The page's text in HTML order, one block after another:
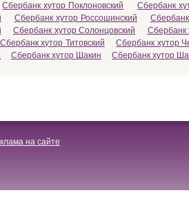
Сбербанк хутор Поклоновский
Сбербанк
Сбербанк хутор Россошинский
Сбербанк хутор Солонцовский
Сбербанк
Сбербанк хутор Титовский
Сбербанк хутор
Сбербанк хутор Шакин Сбербанк хутор
на сайте